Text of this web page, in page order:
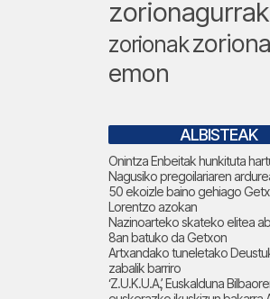
zorionagurrak
zorionak
emon
ALBISTEAK
Onintza Enbeitak hunkituta
Nagusiko pregoilariaren
50 ekoizle baino gehiago
Lorentzo azokan
Nazinoarteko skateko elitea
8an batuko da Getxon
Artxandako tuneletako
zabalik barriro
‘Z.U.K.U.A.’, Euskalduna